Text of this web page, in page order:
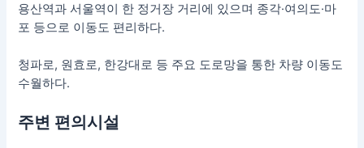
용산역과 서울역이 한 정거장 거리에 있으며 종각·여의도·마
포 등으로 이동도 편리하다.
청파로, 원효로, 한강대로 등 주요 도로망을 통한 차량 이동도
수월하다.
주변 편의시설